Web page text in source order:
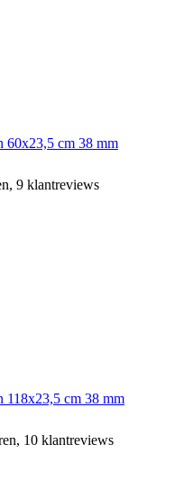
60x23,5 cm 38 mm
9 klantreviews
cm 38 mm
10 klantreviews